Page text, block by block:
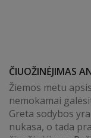
ČIUOŽINĖJIMAS
Žiemos metu
nemokamai
Greta sodybos
nukasa, o tada